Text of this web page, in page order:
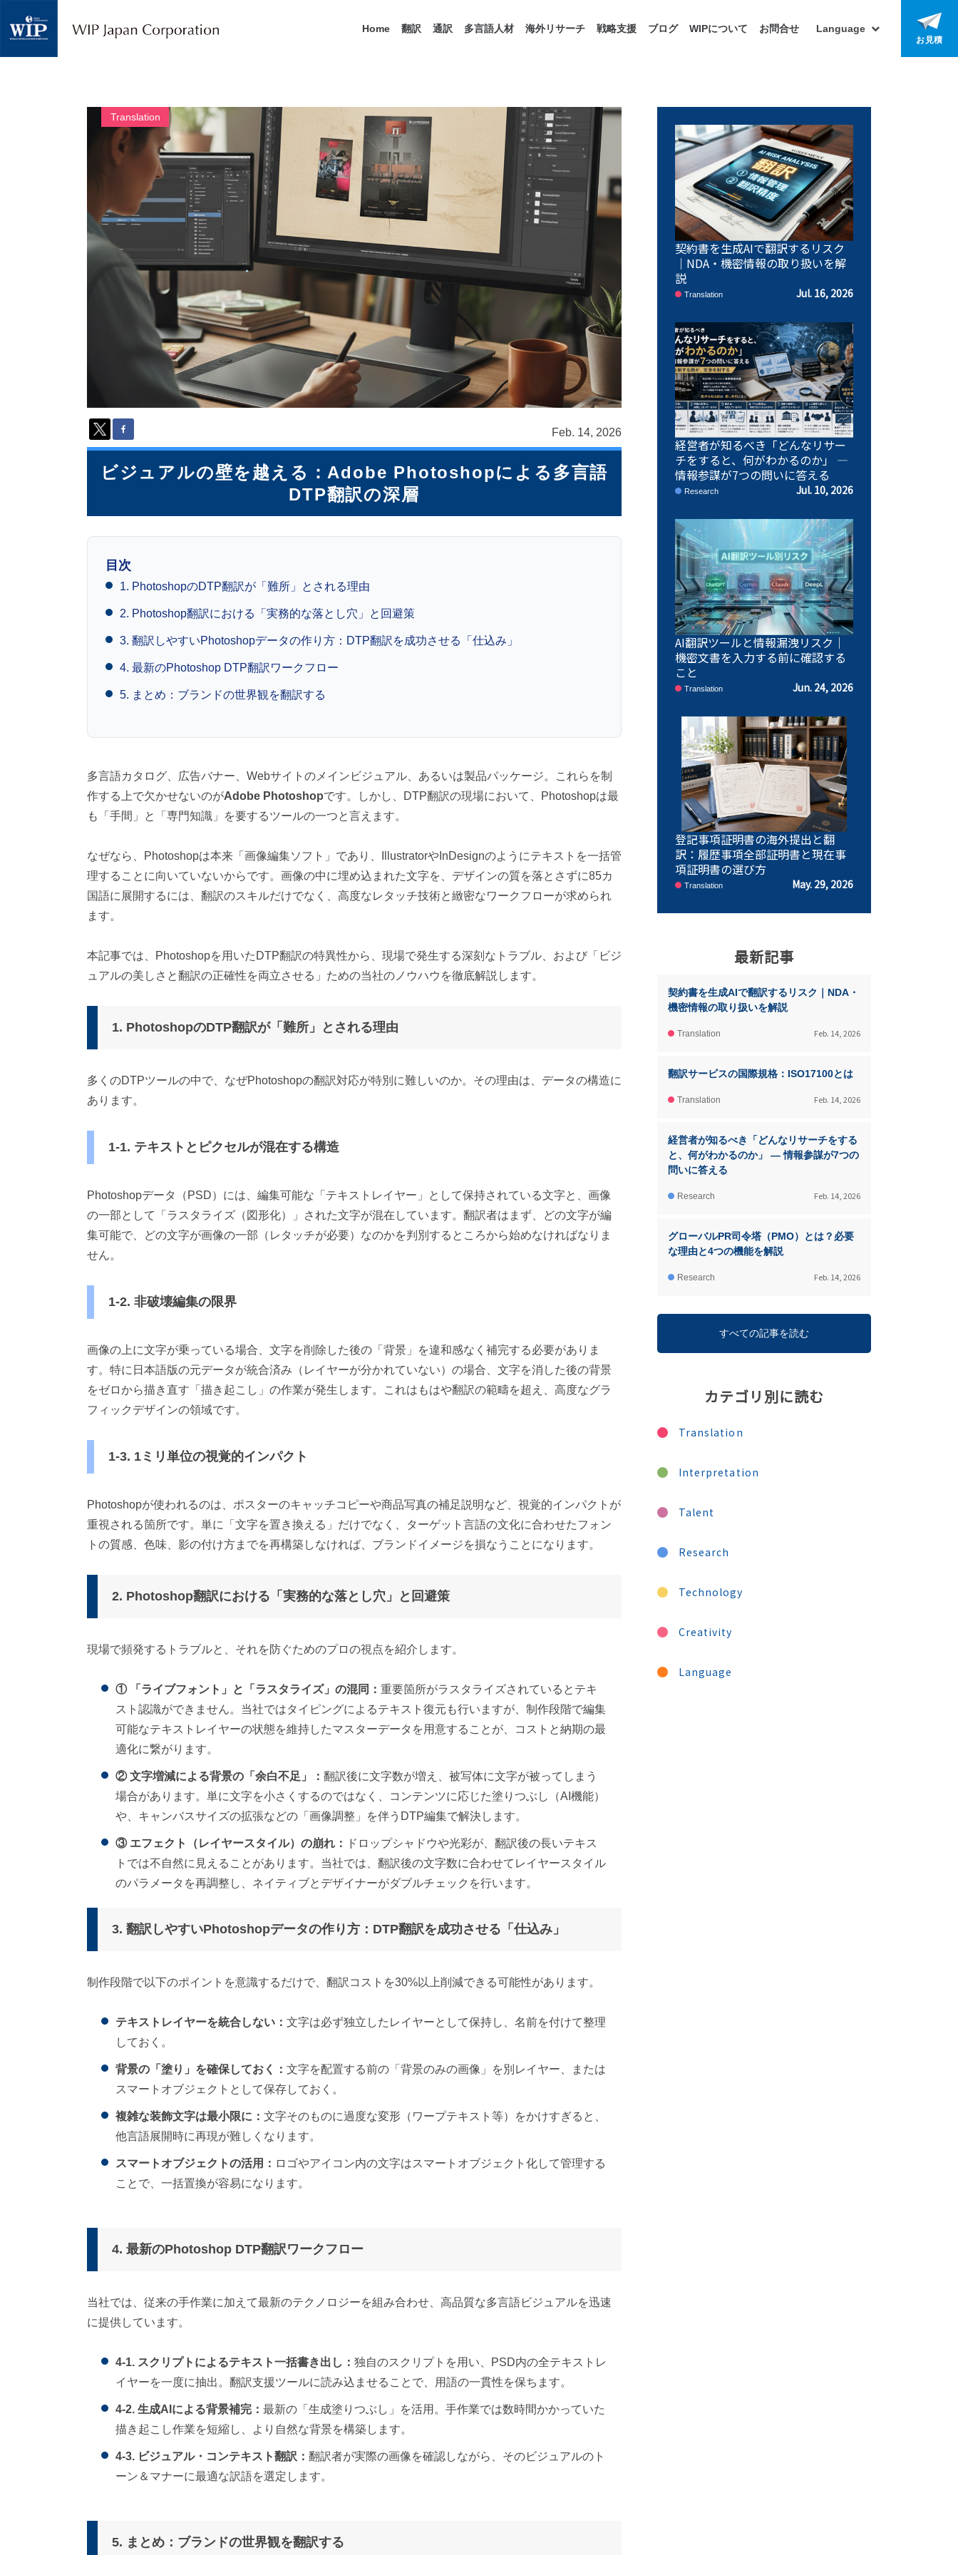
P
｜
・
通
訳
・
海
人
材
派
遣
多
語
サ
（
9
1
カ
国
応
Home 翻訳 通訳 多言語人材 海外リサーチ 戦略支援 ブログ WIPについて お問合せ Language
お見積
Translation
Feb. 14, 2026
ビジュアルの壁を越える：Adobe Photoshopによる多言語
DTP翻訳の深層
目次
1. PhotoshopのDTP翻訳が「難所」とされる理由
2. Photoshop翻訳における「実務的な落とし穴」と回避策
3. 翻訳しやすいPhotoshopデータの作り方：DTP翻訳を成功させる「仕込み」
4. 最新のPhotoshop DTP翻訳ワークフロー
5. まとめ：ブランドの世界観を翻訳する
多言語カタログ、広告バナー、Webサイトのメインビジュアル、あるいは製品パッケージ。これらを制
作する上で欠かせないのがAdobe Photoshopです。しかし、DTP翻訳の現場において、Photoshopは最
も「手間」と「専門知識」を要するツールの一つと言えます。
なぜなら、Photoshopは本来「画像編集ソフト」であり、IllustratorやInDesignのようにテキストを一括管
理することに向いていないからです。画像の中に埋め込まれた文字を、デザインの質を落とさずに85カ
国語に展開するには、翻訳のスキルだけでなく、高度なレタッチ技術と緻密なワークフローが求められ
ます。
本記事では、Photoshopを用いたDTP翻訳の特異性から、現場で発生する深刻なトラブル、および「ビジ
ュアルの美しさと翻訳の正確性を両立させる」ための当社のノウハウを徹底解説します。
1. PhotoshopのDTP翻訳が「難所」とされる理由
多くのDTPツールの中で、なぜPhotoshopの翻訳対応が特別に難しいのか。その理由は、データの構造に
あります。
1-1. テキストとピクセルが混在する構造
Photoshopデータ（PSD）には、編集可能な「テキストレイヤー」として保持されている文字と、画像
の一部として「ラスタライズ（図形化）」された文字が混在しています。翻訳者はまず、どの文字が編
集可能で、どの文字が画像の一部（レタッチが必要）なのかを判別するところから始めなければなりま
せん。
1-2. 非破壊編集の限界
画像の上に文字が乗っている場合、文字を削除した後の「背景」を違和感なく補完する必要がありま
す。特に日本語版の元データが統合済み（レイヤーが分かれていない）の場合、文字を消した後の背景
をゼロから描き直す「描き起こし」の作業が発生します。これはもはや翻訳の範疇を超え、高度なグラ
フィックデザインの領域です。
1-3. 1ミリ単位の視覚的インパクト
Photoshopが使われるのは、ポスターのキャッチコピーや商品写真の補足説明など、視覚的インパクトが
重視される箇所です。単に「文字を置き換える」だけでなく、ターゲット言語の文化に合わせたフォン
トの質感、色味、影の付け方までを再構築しなければ、ブランドイメージを損なうことになります。
2. Photoshop翻訳における「実務的な落とし穴」と回避策
現場で頻発するトラブルと、それを防ぐためのプロの視点を紹介します。
① 「ライブフォント」と「ラスタライズ」の混同： 重要箇所がラスタライズされているとテキ
スト認識ができません。当社ではタイピングによるテキスト復元も行いますが、制作段階で編集
可能なテキストレイヤーの状態を維持したマスターデータを用意することが、コストと納期の最
適化に繋がります。
② 文字増減による背景の「余白不足」： 翻訳後に文字数が増え、被写体に文字が被ってしまう
場合があります。単に文字を小さくするのではなく、コンテンツに応じた塗りつぶし（AI機能）
や、キャンバスサイズの拡張などの「画像調整」を伴うDTP編集で解決します。
③ エフェクト（レイヤースタイル）の崩れ：
ドロップシャドウや光彩が、翻訳後の長いテキス
トでは不自然に見えることがあります。当社では、翻訳後の文字数に合わせてレイヤースタイル
のパラメータを再調整し、ネイティブとデザイナーがダブルチェックを行います。
3. 翻訳しやすいPhotoshopデータの作り方：DTP翻訳を成功させる「仕込み」
制作段階で以下のポイントを意識するだけで、翻訳コストを30%以上削減できる可能性があります。
テキストレイヤーを統合しない： 文字は必ず独立したレイヤーとして保持し、名前を付けて整理
しておく。
背景の「塗り」を確保しておく： 文字を配置する前の「背景のみの画像」を別レイヤー、または
スマートオブジェクトとして保存しておく。
複雑な装飾文字は最小限に： 文字そのものに過度な変形（ワープテキスト等）をかけすぎると、
他言語展開時に再現が難しくなります。
スマートオブジェクトの活用： ロゴやアイコン内の文字はスマートオブジェクト化して管理する
ことで、一括置換が容易になります。
4. 最新のPhotoshop DTP翻訳ワークフロー
当社では、従来の手作業に加えて最新のテクノロジーを組み合わせ、高品質な多言語ビジュアルを迅速
に提供しています。
4-1. スクリプトによるテキスト一括書き出し： 独自のスクリプトを用い、PSD内の全テキストレ
イヤーを一度に抽出。翻訳支援ツールに読み込ませることで、用語の一貫性を保ちます。
4-2. 生成AIによる背景補完： 最新の「生成塗りつぶし」を活用。手作業では数時間かかっていた
描き起こし作業を短縮し、より自然な背景を構築します。
4-3. ビジュアル・コンテキスト翻訳： 翻訳者が実際の画像を確認しながら、そのビジュアルのト
ーン＆マナーに最適な訳語を選定します。
5. まとめ：ブランドの世界観を翻訳する
契約書を生成AIで翻訳するリスク
｜NDA・機密情報の取り扱いを解
説
Translation Jul. 16, 2026
経営者が知るべき「どんなリサー
チをすると、何がわかるのか」 ―
情報参謀が7つの問いに答える
Research Jul. 10, 2026
AI翻訳ツールと情報漏洩リスク｜
機密文書を入力する前に確認する
こと
Translation Jun. 24, 2026
登記事項証明書の海外提出と翻
訳：履歴事項全部証明書と現在事
項証明書の選び方
Translation May. 29, 2026
最新記事
契約書を生成AIで翻訳するリスク｜NDA・
機密情報の取り扱いを解説
Translation Feb. 14, 2026
翻訳サービスの国際規格：ISO17100とは
Translation Feb. 14, 2026
経営者が知るべき「どんなリサーチをする
と、何がわかるのか」 ― 情報参謀が7つの
問いに答える
Research Feb. 14, 2026
グローバルPR司令塔（PMO）とは？必要
な理由と4つの機能を解説
Research Feb. 14, 2026
すべての記事を読む
カテゴリ別に読む
Translation
Interpretation
Talent
Research
Technology
Creativity
Language